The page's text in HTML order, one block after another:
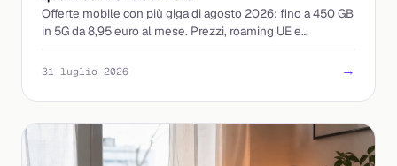
Offerte mobile con più giga di agosto 2026: fino a 450 GB
in 5G da 8,95 euro al mese. Prezzi, roaming UE e
attivazione a confronto, con il costo reale per giga.
31 luglio 2026 →